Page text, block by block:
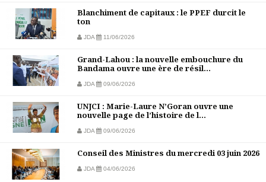
Blanchiment de capitaux : le PPEF durcit le
ton
JDA 11/06/2026
Grand-Lahou : la nouvelle embouchure du
Bandama ouvre une ère de résil...
JDA 09/06/2026
UNJCI : Marie-Laure N’Goran ouvre une
nouvelle page de l’histoire de l...
JDA 09/06/2026
Conseil des Ministres du mercredi 03 juin 2026
JDA 04/06/2026